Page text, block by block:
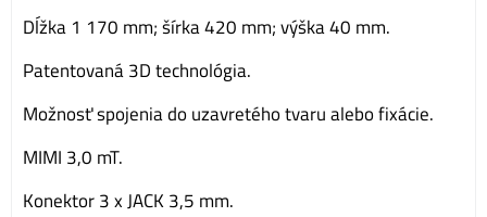
Dĺžka 1 170 mm; šírka 420 mm; výška 40 mm.
Patentovaná 3D technológia.
Možnosť spojenia do uzavretého tvaru alebo fixácie.
MIMI 3,0 mT.
Konektor 3 x JACK 3,5 mm.